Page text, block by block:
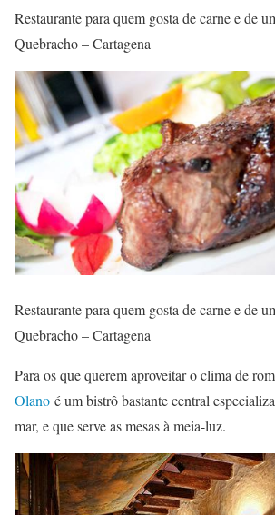
Restaurante para quem gosta de carne e de
Quebracho – Cartagena
Restaurante para quem gosta de carne e de
Quebracho – Cartagena
Para os que querem aproveitar o clima de
Olano é um bistrô bastante central
mar, e que serve as mesas à meia-luz.